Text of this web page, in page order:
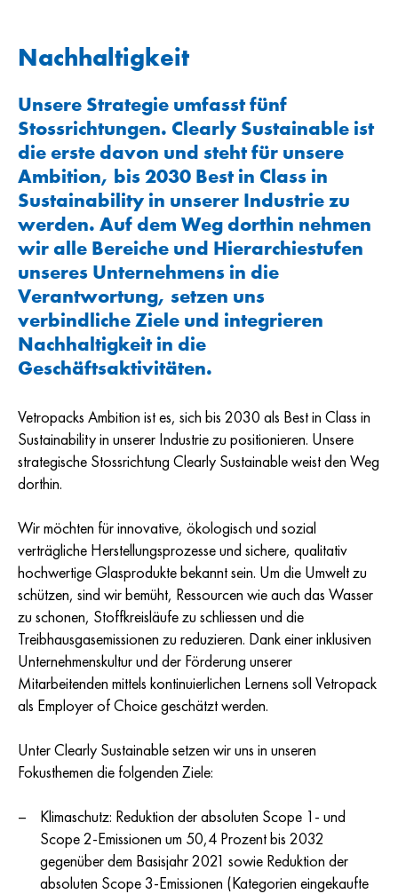
Nachhaltigkeit
Unsere Strategie umfasst fünf
Stossrichtungen. Clearly Sustainable ist
die erste davon und steht für unsere
Ambition, bis 2030 Best in Class in
Sustainability in unserer Industrie zu
werden. Auf dem Weg dorthin nehmen
wir alle Bereiche und Hierarchiestufen
unseres Unternehmens in die
Verantwortung, setzen uns
verbindliche Ziele und integrieren
Nachhaltigkeit in die
Geschäftsaktivitäten.
Vetropacks Ambition ist es, sich bis 2030 als Best in Class in
Sustainability in unserer Industrie zu positionieren. Unsere
strategische Stossrichtung Clearly Sustainable weist den Weg
dorthin.
Wir möchten für innovative, ökologisch und sozial
verträgliche Herstellungsprozesse und sichere, qualitativ
hochwertige Glasprodukte bekannt sein. Um die Umwelt zu
schützen, sind wir bemüht, Ressourcen wie auch das Wasser
zu schonen, Stoffkreisläufe zu schliessen und die
Treibhausgasemissionen zu reduzieren. Dank einer inklusiven
Unternehmenskultur und der Förderung unserer
Mitarbeitenden mittels kontinuierlichen Lernens soll Vetropack
als Employer of Choice geschätzt werden.
Unter Clearly Sustainable setzen wir uns in unseren
Fokusthemen die folgenden Ziele:
Klimaschutz: Reduktion der absoluten Scope 1- und
Scope 2-Emissionen um 50,4 Prozent bis 2032
gegenüber dem Basisjahr 2021 sowie Reduktion der
absoluten Scope 3-Emissionen (Kategorien eingekaufte